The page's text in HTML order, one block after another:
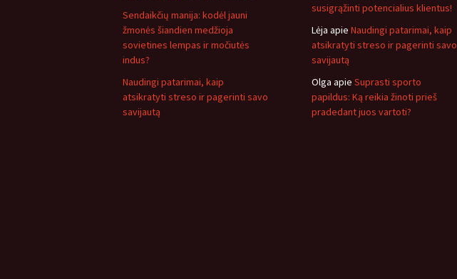
Sendaikčių manija: kodėl jauni
žmonės šiandien medžioja
sovietines lempas ir močiutės
indus?
Naudingi patarimai, kaip
atsikratyti streso ir pagerinti savo
savijautą
susigrąžinti potencialius klientus!
Lėja apie Naudingi patarimai, kaip
atsikratyti streso ir pagerinti savo
savijautą
Olga apie Suprasti sporto
papildus: Ką reikia žinoti prieš
pradedant juos vartoti?